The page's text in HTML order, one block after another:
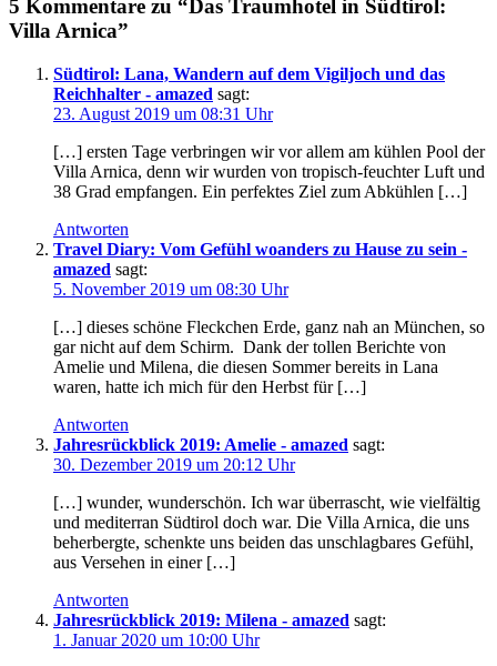
5 Kommentare zu “Das Traumhotel in Südtirol:
Villa Arnica”
Südtirol: Lana, Wandern auf dem Vigiljoch und das
Reichhalter - amazed sagt:
23. August 2019 um 08:31 Uhr
[…] ersten Tage verbringen wir vor allem am kühlen Pool der
Villa Arnica, denn wir wurden von tropisch-feuchter Luft und
38 Grad empfangen. Ein perfektes Ziel zum Abkühlen […]
Antworten
Travel Diary: Vom Gefühl woanders zu Hause zu sein -
amazed sagt:
5. November 2019 um 08:30 Uhr
[…] dieses schöne Fleckchen Erde, ganz nah an München, so
gar nicht auf dem Schirm. Dank der tollen Berichte von
Amelie und Milena, die diesen Sommer bereits in Lana
waren, hatte ich mich für den Herbst für […]
Antworten
Jahresrückblick 2019: Amelie - amazed sagt:
30. Dezember 2019 um 20:12 Uhr
[…] wunder, wunderschön. Ich war überrascht, wie vielfältig
und mediterran Südtirol doch war. Die Villa Arnica, die uns
beherbergte, schenkte uns beiden das unschlagbares Gefühl,
aus Versehen in einer […]
Antworten
Jahresrückblick 2019: Milena - amazed sagt:
1. Januar 2020 um 10:00 Uhr